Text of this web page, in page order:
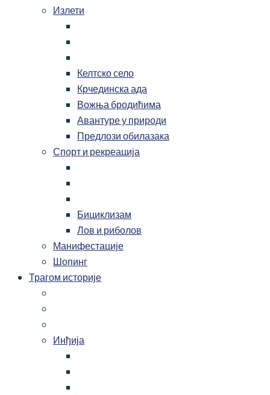
Излети
Келтско село
Крчединска ада
Вожња бродићима
Авантуре у природи
Предлози обилазака
Спорт и рекреација
Бициклизам
Лов и риболов
Манифестације
Шопинг
Трагом историје
Инђија